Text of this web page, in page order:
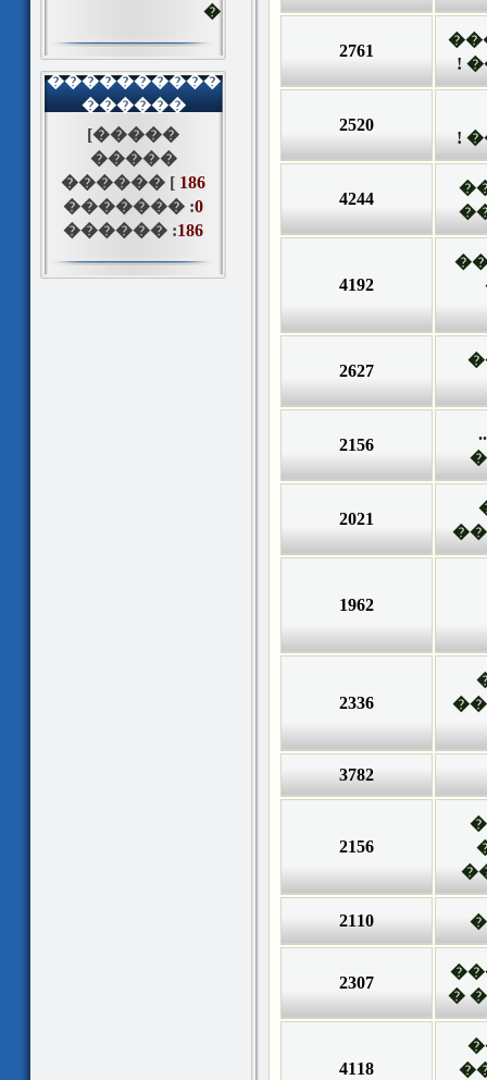
�
����������
������
[�����
�����
������ [ 186
������� :0
������ :186
2761
2520
4244
4192
2627
2156
2021
1962
2336
3782
2156
2110
2307
4118